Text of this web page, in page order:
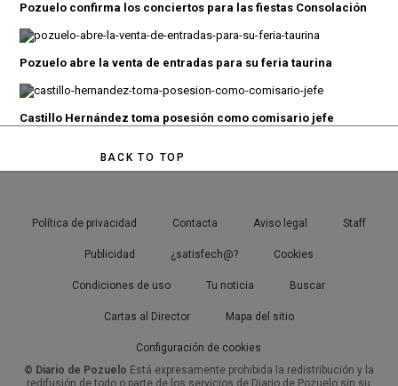
Pozuelo confirma los conciertos para las fiestas Consolación
Pozuelo abre la venta de entradas para su feria taurina
Castillo Hernández toma posesión como comisario jefe
BACK TO TOP
Política de privacidad Contacta Aviso legal Staff
Publicidad ¿satisfech@? Cookies
Condiciones de uso Tu noticia Buscar
Cartas al Director Mapa del sitio
Configuración de cookies
© Diario de Pozuelo Está expresamente prohibida la redistribución y la
redifusión de todo o parte de los servicios de Diario de Pozuelo sin su